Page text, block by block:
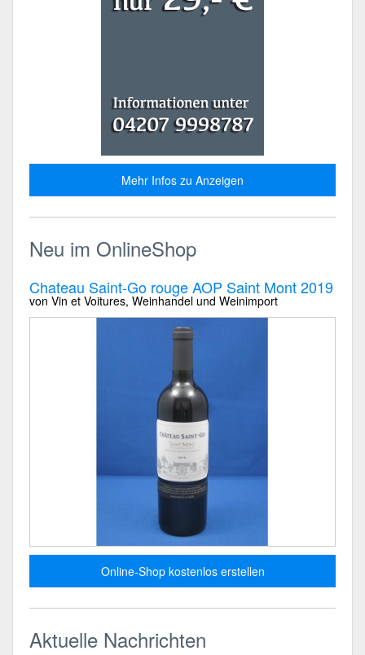
Mehr Infos zu Anzeigen
Neu im OnlineShop
Chateau Saint-Go rouge AOP Saint Mont 2019
von Vin et Voitures, Weinhandel und Weinimport
Online-Shop kostenlos erstellen
Aktuelle Nachrichten